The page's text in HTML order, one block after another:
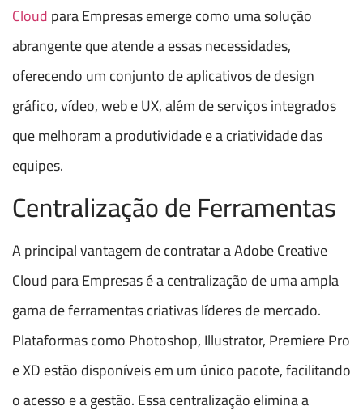
Cloudpara Empresas emerge como uma solução
abrangente que atende a essas necessidades,
oferecendo um conjunto de aplicativos de design
gráfico, vídeo, web e UX, além de serviços integrados
que melhoram a produtividade e a criatividade das
equipes.
Centralização de Ferramentas
A principal vantagem de contratar a Adobe Creative
Cloud para Empresas é a centralização de uma ampla
gama de ferramentas criativas líderes de mercado.
Plataformas como Photoshop, Illustrator, Premiere Pro
e XD estão disponíveis em um único pacote, facilitando
o acesso e a gestão. Essa centralização elimina a